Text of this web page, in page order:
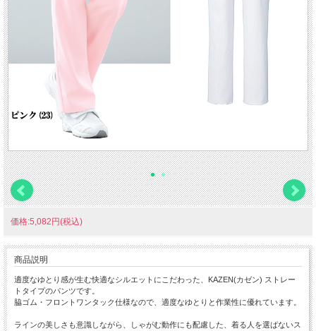
価格:5,082円(税込)
商品説明
適度なゆとり感が生む快適なシルエットにこだわった、KAZEN(カゼン) ストレー
トタイプのパンツです。
脇ゴム・フロントワンタック仕様なので、適度なゆとりと作業性に優れています。
ラインの美しさも意識しながら、しゃがむ動作にも配慮した、着る人を選ばないス